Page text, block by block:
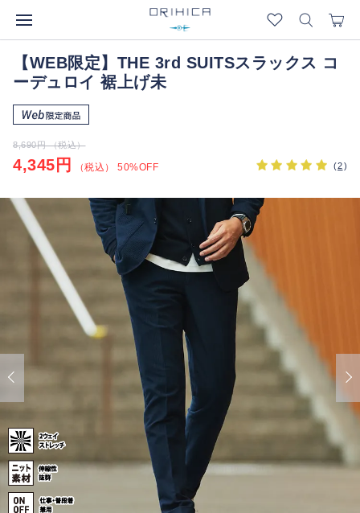
【WEB限定】THE 3rd SUITSスラックス コ
ーデュロイ 裾上げ未
8,690円 （税込）
4,345円 （税込） 50%OFF (2)